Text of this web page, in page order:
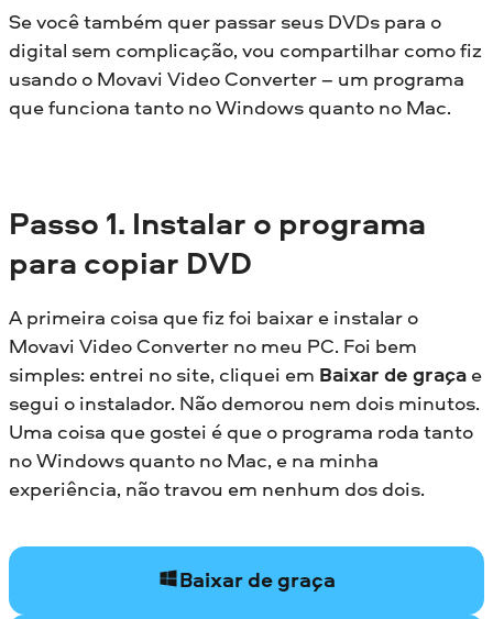
Se você também quer passar seus DVDs para o
digital sem complicação, vou compartilhar como fiz
usando o Movavi Video Converter – um programa
que funciona tanto no Windows quanto no Mac.
Passo 1. Instalar o programa
para copiar DVD
A primeira coisa que fiz foi baixar e instalar o
Movavi Video Converter no meu PC. Foi bem
simples: entrei no site, cliquei em Baixar de graça e
segui o instalador. Não demorou nem dois minutos.
Uma coisa que gostei é que o programa roda tanto
no Windows quanto no Mac, e na minha
experiência, não travou em nenhum dos dois.
Baixar de graça